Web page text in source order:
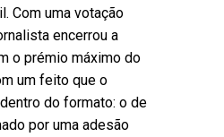
Com uma votação
encerrou a
o prémio máximo do
um feito que o
do formato: o de
por uma adesão